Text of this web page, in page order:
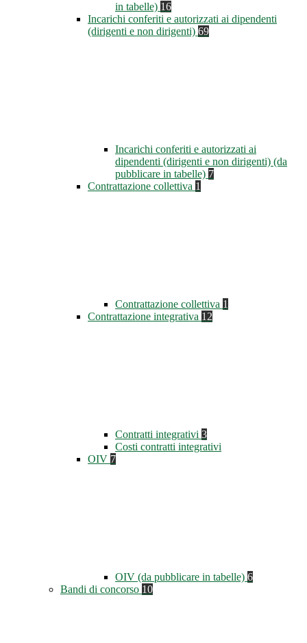
in tabelle) 16
Incarichi conferiti e autorizzati ai dipendenti
(dirigenti e non dirigenti) 69
Incarichi conferiti e autorizzati ai
dipendenti (dirigenti e non dirigenti) (da
pubblicare in tabelle) 7
Contrattazione collettiva 1
Contrattazione collettiva 1
Contrattazione integrativa 12
Contratti integrativi 3
Costi contratti integrativi
OIV 7
OIV (da pubblicare in tabelle) 6
Bandi di concorso 10